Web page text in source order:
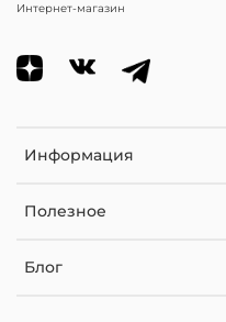
глубокий желтый
2-5 проливов
Вид чая
Информация
Полезное
Блог
Интернет-магазин